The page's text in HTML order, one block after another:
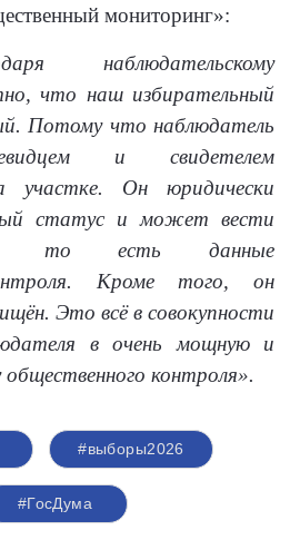
мониторинг»:
наблюдательскому
что наш избирательный
Потому что наблюдатель
и свидетелем
участке. Он юридически
статус и может вести
то есть данные
Кроме того, он
Это всё в совокупности
в очень мощную и
контроля».
#выборы2026
#ГосДума